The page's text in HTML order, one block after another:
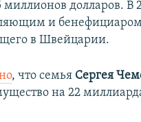
долларов. В
и бенефициаром
в Швейцарии.
, что семья Сергея
на 22